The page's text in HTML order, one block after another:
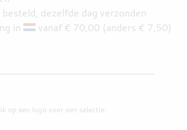
dezelfde dag verzonden
in
vanaf € 70,00 (anders € 7,50)
op een logo voor een selectie: